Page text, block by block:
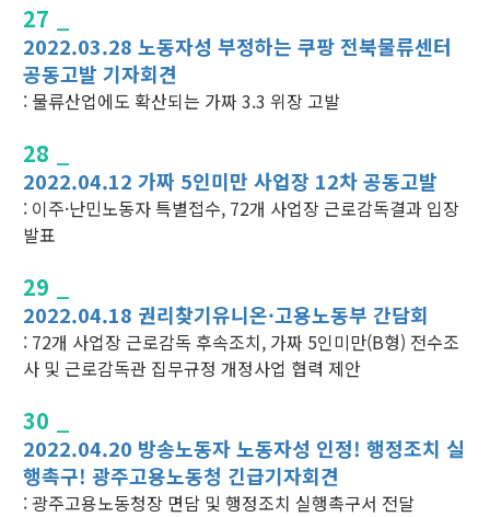
27 _
2022.03.28 노동자성 부정하는 쿠팡 전북물류센터
공동고발 기자회견
: 물류산업에도 확산되는 가짜 3.3 위장 고발
28 _
2022.04.12 가짜 5인미만 사업장 12차 공동고발
: 이주·난민노동자 특별접수, 72개 사업장 근로감독결과 입장
발표
29 _
2022.04.18 권리찾기유니온·고용노동부 간담회
: 72개 사업장 근로감독 후속조치, 가짜 5인미만(B형) 전수조
사 및 근로감독관 집무규정 개정사업 협력 제안
30 _
2022.04.20 방송노동자 노동자성 인정! 행정조치 실
행촉구! 광주고용노동청 긴급기자회견
: 광주고용노동청장 면담 및 행정조치 실행촉구서 전달